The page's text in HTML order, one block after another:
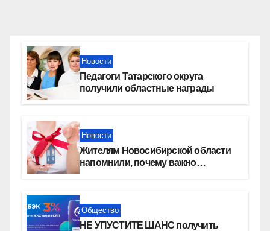
Новости
Педагоги Татарского округа
получили областные награды
Новости
Жителям Новосибирской области
напомнили, почему важно
Общество
НЕ УПУСТИТЕ ШАНС получить